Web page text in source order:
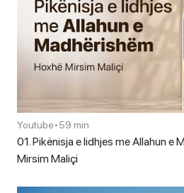
Youtube•59 min
01. Pikënisja e lidhjes me Allahun e
Mirsim Maliçi